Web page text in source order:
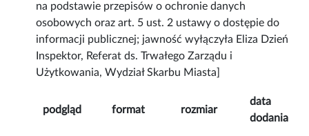
na podstawie przepisów o ochronie danych
osobowych oraz art. 5 ust. 2 ustawy o dostępie do
informacji publicznej; jawność wyłączyła Eliza Dzień
Inspektor, Referat ds. Trwałego Zarządu i
Użytkowania, Wydział Skarbu Miasta]
podgląd format rozmiar
data
dodania